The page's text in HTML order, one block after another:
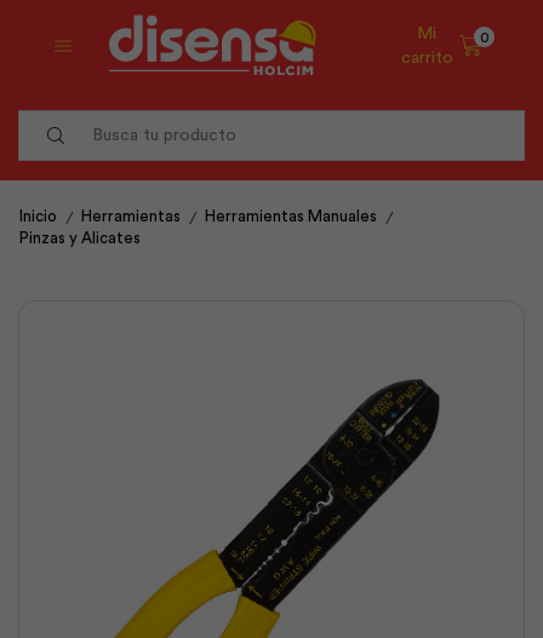
Mi
carrito
0
Inicio / Herramientas / Herramientas Manuales /
Pinzas y Alicates